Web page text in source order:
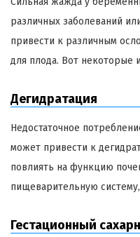
различных заболеваний
привести к различным
для плода. Вот некоторые
Дегидратация
Недостаточное
может привести к
повлиять на функцию
пищеварительную
Гестационный